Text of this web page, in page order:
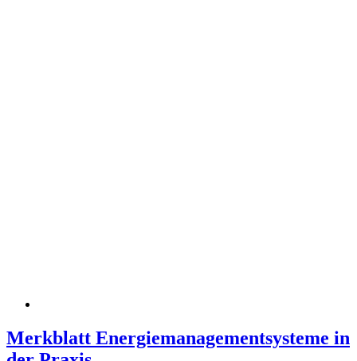
Merkblatt Energiemanagementsysteme in